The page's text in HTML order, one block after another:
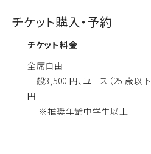
チケット購入・予約
チケット料金
全席自由
一般3,500 円、ユース（25 歳以
円
※推奨年齢中学生以上